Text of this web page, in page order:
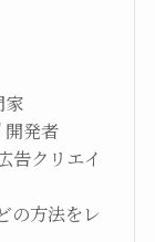
家
発者
告クリエイ
方法をレ